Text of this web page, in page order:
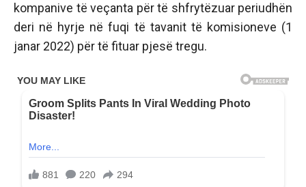
kompanive të veçanta për të shfrytëzuar periudhën
deri në hyrje në fuqi të tavanit të komisioneve (1
janar 2022) për të fituar pjesë tregu.